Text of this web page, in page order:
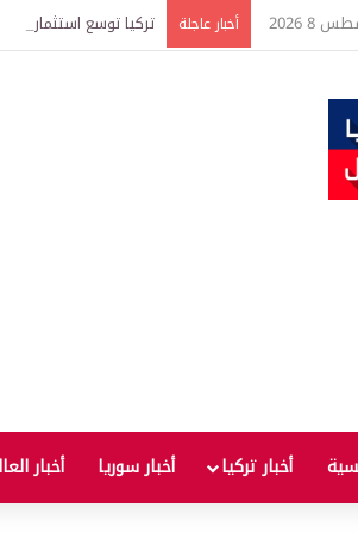
2026 أخبار عاجلة تركيا توسع استثمارات الطاقة في 3 قارات
أخبار تركيا أخبار سوريا أخبار